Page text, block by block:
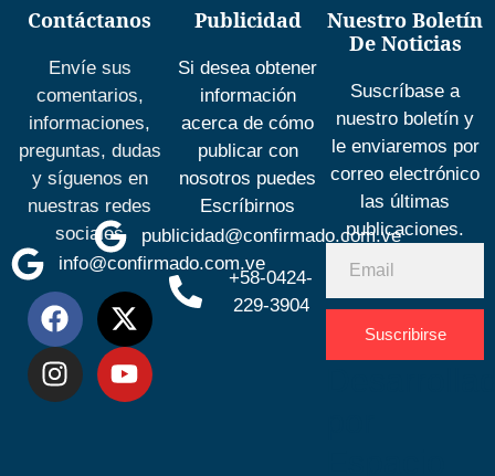
Contáctanos
Envíe sus
comentarios,
informaciones,
preguntas, dudas
y síguenos en
nuestras redes
sociales
info@confirmado.com.ve
Publicidad
Si desea obtener
información
acerca de cómo
publicar con
nosotros puedes
Escríbirnos
publicidad@confirmado.com.ve
+58-0424-
229-3904
Nuestro Boletín
De Noticias
Suscríbase a
nuestro boletín y
le enviaremos por
correo electrónico
las últimas
publicaciones.
Suscribirse